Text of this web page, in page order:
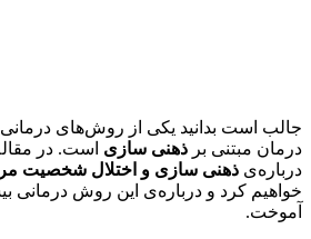
جالب است بدانید یکی از روش‌های درمانی
درمان مبتنی بر ذهنی سازی است. در
درباره‌ی ذهنی سازی و اختلال شخصیت
خواهیم کرد و درباره‌ی این روش درمانی
آموخت.